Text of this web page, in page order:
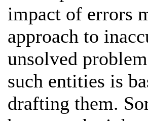
impact of errors
approach to
unsolved
such entities is
drafting them.